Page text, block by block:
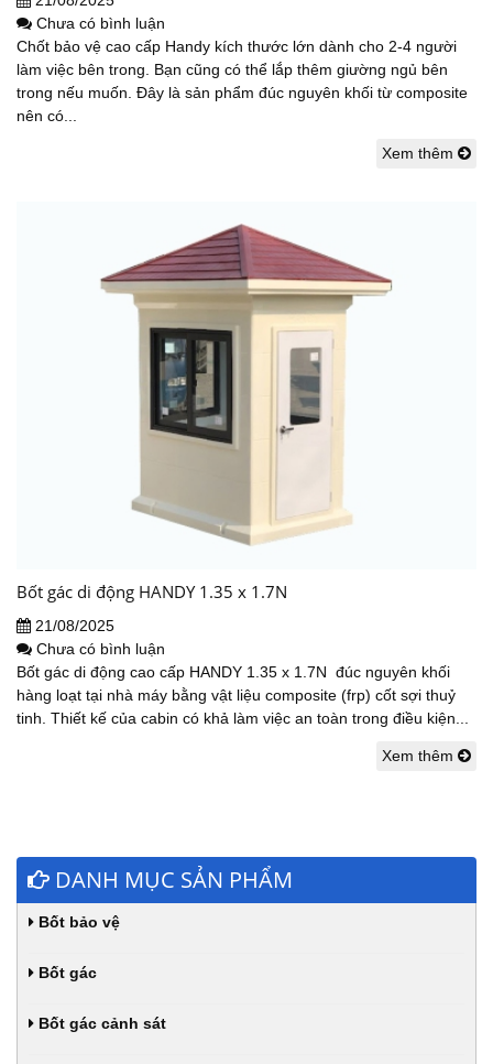
Chưa có bình luận
Chốt bảo vệ cao cấp Handy kích thước lớn dành cho 2-4 người
làm việc bên trong. Bạn cũng có thể lắp thêm giường ngủ bên
trong nếu muốn. Đây là sản phẩm đúc nguyên khối từ composite
nên có...
Xem thêm
Bốt gác di động HANDY 1.35 x 1.7N
21/08/2025
Chưa có bình luận
Bốt gác di động cao cấp HANDY 1.35 x 1.7N đúc nguyên khối
hàng loạt tại nhà máy bằng vật liệu composite (frp) cốt sợi thuỷ
tinh. Thiết kế của cabin có khả làm việc an toàn trong điều kiện...
Xem thêm
DANH MỤC SẢN PHẨM
Bốt bảo vệ
Bốt gác
Bốt gác cảnh sát